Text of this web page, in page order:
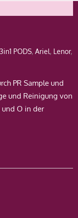
3in1 PODS,Ariel, Lenor,
PR Sample und
und Reinigung von
O in der